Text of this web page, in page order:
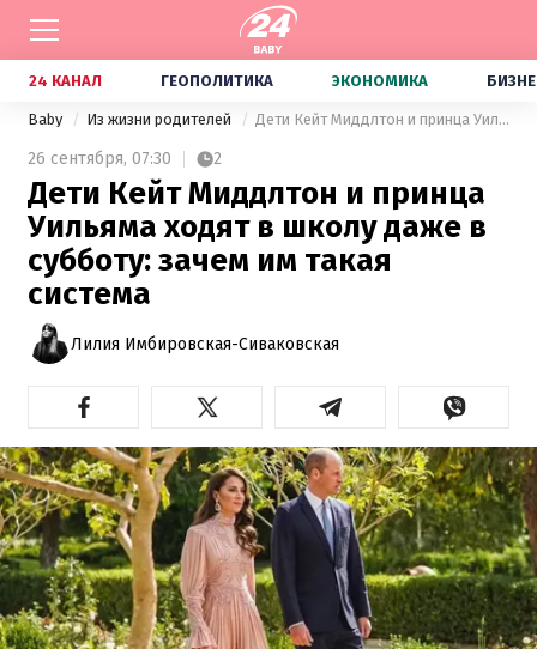
24 КАНАЛ ГЕОПОЛИТИКА ЭКОНОМИКА
Baby Из жизни родителей Дети Кейт Миддлтон и принца Уильяма ходят в школу даже в субботу: зачем им такая система
26 сентября, 07:30 2
Дети Кейт Миддлтон и принца
Уильяма ходят в школу даже в
субботу: зачем им такая
система
Лилия Имбировская-Сиваковская